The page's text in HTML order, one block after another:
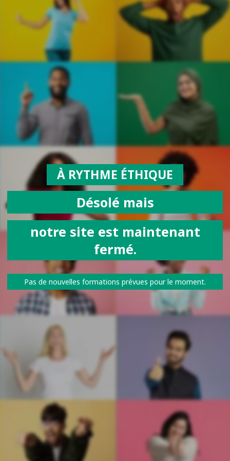
À RYTHME ÉTHIQUE
Désolé mais
notre site est maintenant
fermé.
Pas de nouvelles formations prévues pour le moment.